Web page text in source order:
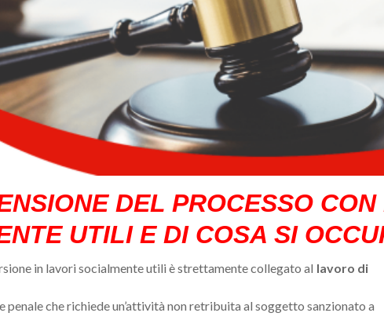
DEL PROCESSO
UTILI E DI COSA SI
in lavori socialmente utili è strettamente collegato aI lavoro di
che richiede un’attività non retribuita al soggetto sanzionato a